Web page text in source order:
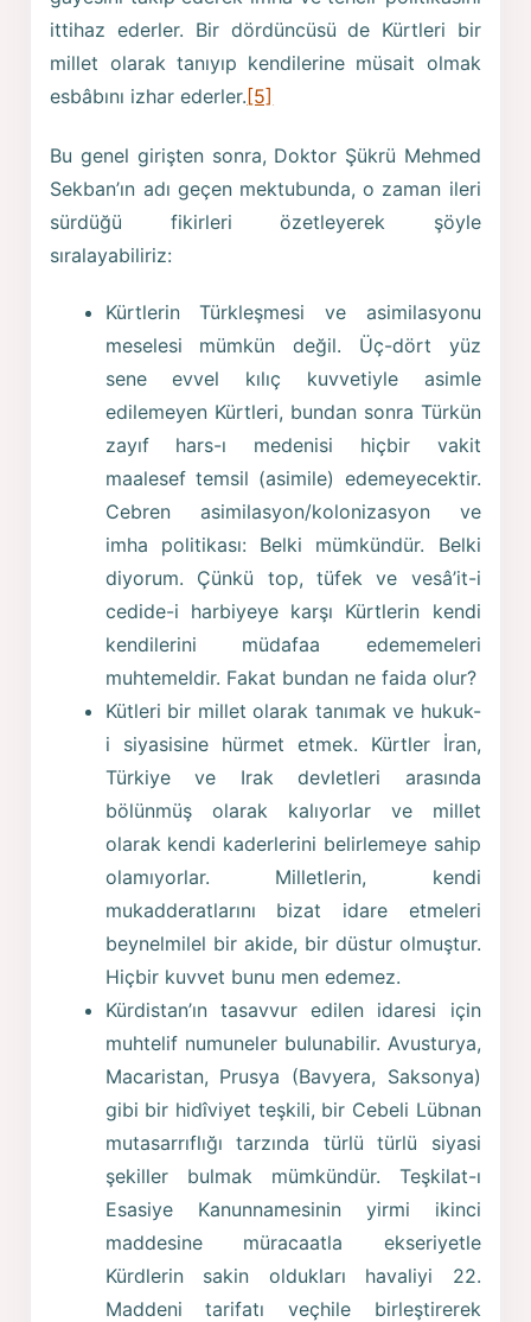
ittihaz ederler. Bir dördüncüsü de Kürtleri bir
millet olarak tanıyıp kendilerine müsait olmak
esbâbını izhar ederler.[5]
Bu genel girişten sonra, Doktor Şükrü Mehmed
Sekban’ın adı geçen mektubunda, o zaman ileri
sürdüğü fikirleri özetleyerek şöyle
sıralayabiliriz:
Kürtlerin Türkleşmesi ve asimilasyonu
meselesi mümkün değil. Üç-dört yüz
sene evvel kılıç kuvvetiyle asimle
edilemeyen Kürtleri, bundan sonra Türkün
zayıf hars-ı medenisi hiçbir vakit
maalesef temsil (asimile) edemeyecektir.
Cebren asimilasyon/kolonizasyon ve
imha politikası: Belki mümkündür. Belki
diyorum. Çünkü top, tüfek ve vesâ’it-i
cedide-i harbiyeye karşı Kürtlerin kendi
kendilerini müdafaa edememeleri
muhtemeldir. Fakat bundan ne faida olur?
Kütleri bir millet olarak tanımak ve hukuk-
i siyasisine hürmet etmek. Kürtler İran,
Türkiye ve Irak devletleri arasında
bölünmüş olarak kalıyorlar ve millet
olarak kendi kaderlerini belirlemeye sahip
olamıyorlar. Milletlerin, kendi
mukadderatlarını bizat idare etmeleri
beynelmilel bir akide, bir düstur olmuştur.
Hiçbir kuvvet bunu men edemez.
Kürdistan’ın tasavvur edilen idaresi için
muhtelif numuneler bulunabilir. Avusturya,
Macaristan, Prusya (Bavyera, Saksonya)
gibi bir hidîviyet teşkili, bir Cebeli Lübnan
mutasarrıflığı tarzında türlü türlü siyasi
şekiller bulmak mümkündür. Teşkilat-ı
Esasiye Kanunnamesinin yirmi ikinci
maddesine müracaatla ekseriyetle
Kürdlerin sakin oldukları havaliyi 22.
Maddeni tarifatı veçhile birleştirerek